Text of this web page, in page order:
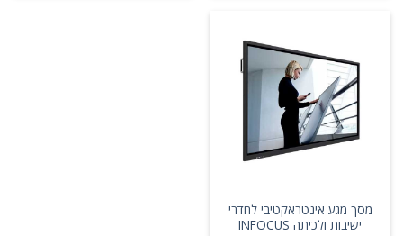
מסך מגע אינטראקטיבי לחדרי
ישיבות ולכיתה INFOCUS